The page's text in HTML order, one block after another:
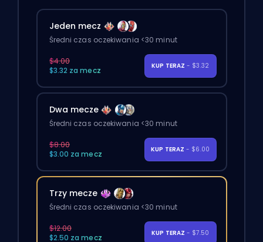
Jeden mecz
Średni czas oczekiwania <30 minut
$4.00
$3.32 za mecz
KUP TERAZ - $3.32
Dwa mecze
Średni czas oczekiwania <30 minut
$8.00
$3.00 za mecz
KUP TERAZ - $6.00
Trzy mecze
Średni czas oczekiwania <30 minut
$12.00
$2.50 za mecz
KUP TERAZ - $7.50